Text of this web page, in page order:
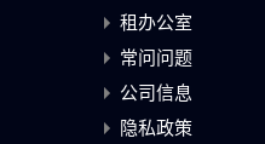
租办公室
常问问题
公司信息
隐私政策